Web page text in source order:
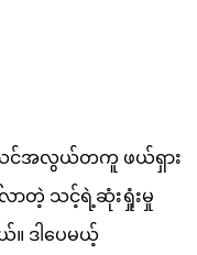
က သင်အလွယ်တကူ ဖယ်ရှား
လာတဲ့ သင့်ရဲ့ဆုံးရှုံးမှု
ဒါပေမယ့်